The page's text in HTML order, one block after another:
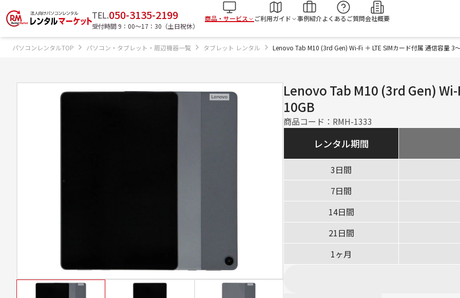
TEL.050-3135-2199
受付時間 9：00〜17：30（土日祝休）
商品・サービス ご利用ガイド 事例紹介よくあるご質問会社概要
パソコンレンタルTOP パソコン・タブレット・周辺機器一覧 タブレット レンタル Lenovo Tab M10 (3rd Gen) Wi-Fi ＋ LTE SIMカード付属 通信容量 3
Lenovo Tab M10 (3rd Gen)
10GB
商品コード： RMH-1333
レンタル期間
3日間
7日間
14日間
21日間
1ヶ月